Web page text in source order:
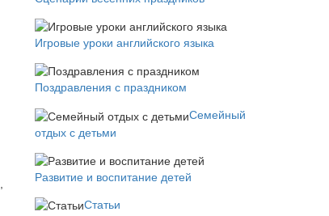
Игровые уроки английского языка
Поздравления с праздником
Семейный
отдых с детьми
Развитие и воспитание детей
Статьи